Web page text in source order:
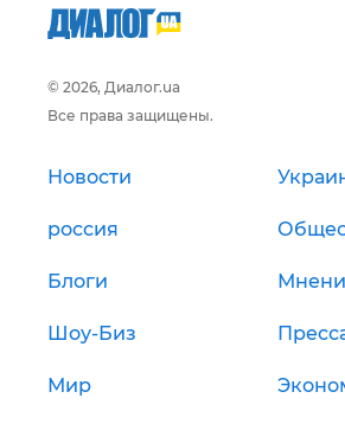
© 2026, Диалог.ua
Все права защищены.
Новости
россия
Блоги
Шоу-Биз
Мир